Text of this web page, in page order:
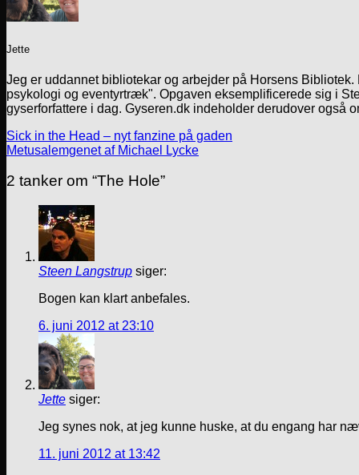
Jette
Jeg er uddannet bibliotekar og arbejder på Horsens
psykologi og eventyrtræk". Opgaven eksemplificerede sig i
gyserforfattere i dag. Gyseren.dk indeholder derudover også
Sick in the Head – nyt fanzine på gaden
Metusalemgenet af Michael Lycke
2 tanker om “The Hole”
Steen Langstrup siger:
Bogen kan klart anbefales.
6. juni 2012 at 23:10
Jette siger:
Jeg synes nok, at jeg kunne huske, at du engang har
11. juni 2012 at 13:42